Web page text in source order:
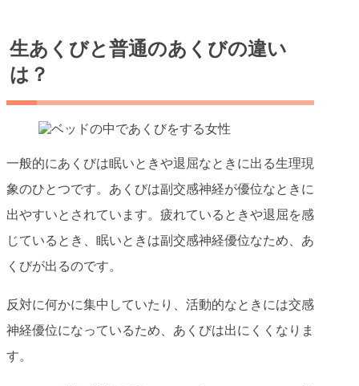
生あくびと普通のあくびの違い
は？
一般的にあくびは眠いときや退屈なときに出る生理現
象のひとつです。あくびは副交感神経が優位なときに
出やすいとされています。疲れているときや退屈を感
じているとき、眠いときは副交感神経優位なため、あ
くびが出るのです。
反対に何かに集中していたり、活動的なときには交感
神経優位になっているため、あくびは出にくくなりま
す。